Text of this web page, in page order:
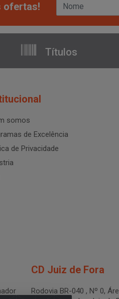
ofertas!
Títulos
somos
de Excelência
de Privacidade
CD Juiz de Fora
Rodovia BR-040 , Nº 0,